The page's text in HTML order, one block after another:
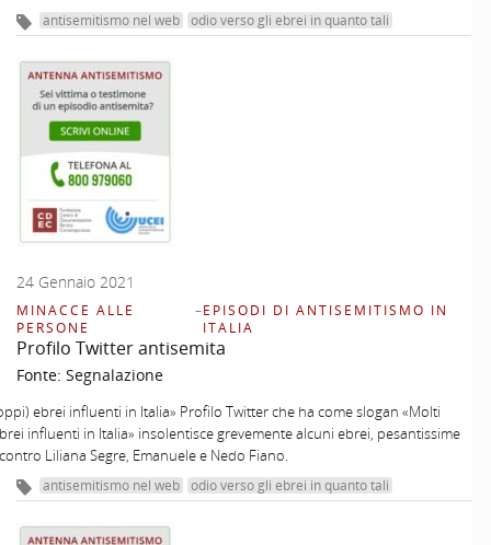
antisemitismo nel web odio verso gli ebrei in quanto tali
24 Gennaio 2021
MINACCE ALLE
PERSONE
–EPISODI DI ANTISEMITISMO IN
ITALIA
Profilo Twitter antisemita
Fonte: Segnalazione
ebrei influenti in Italia» Profilo Twitter che ha come slogan «Molti
influenti in Italia» insolentisce grevemente alcuni ebrei, pesantissime
Liliana Segre, Emanuele e Nedo Fiano.
antisemitismo nel web odio verso gli ebrei in quanto tali